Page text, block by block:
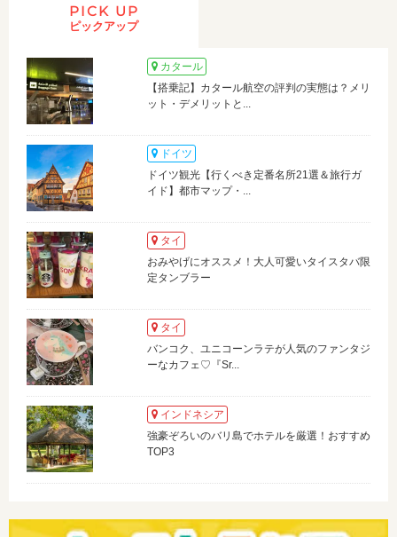
PICK UP
ピックアップ
カタール
【搭乗記】カタール航空の評判の実態は？メリ
ット・デメリットと...
ドイツ
ドイツ観光【行くべき定番名所21選＆旅行ガ
イド】都市マップ・...
タイ
おみやげにオススメ！大人可愛いタイスタバ限
定タンブラー
タイ
バンコク、ユニコーンラテが人気のファンタジ
ーなカフェ♡『Sr...
インドネシア
強豪ぞろいのバリ島でホテルを厳選！おすすめ
TOP3